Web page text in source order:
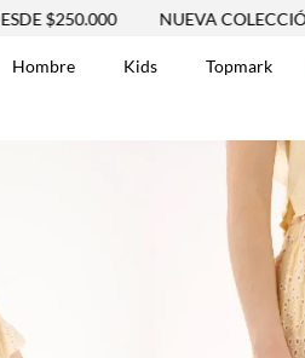
NUEVA COLECCIÓN VER AHORA
Hombre Kids Topmark
Vestido